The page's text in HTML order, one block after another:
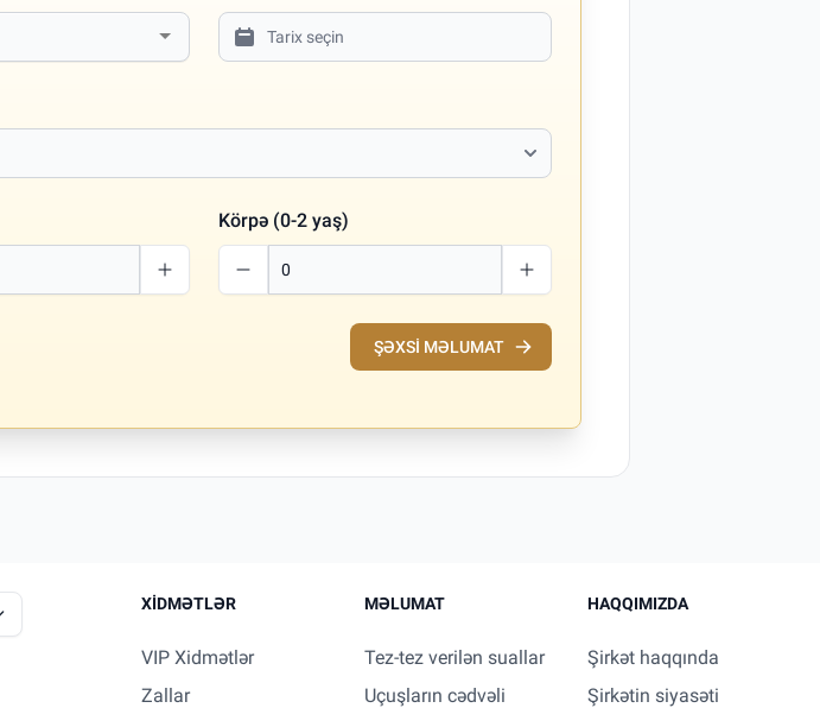
Körpə (0-2 yaş)
ŞƏXSI MƏLUMAT
XIDMƏTLƏR
VIP Xidmətlər
Zallar
MƏLUMAT
Tez-tez verilən suallar
Uçuşların cədvəli
HAQQIMIZDA
Şirkət haqqında
Şirkətin siyasəti